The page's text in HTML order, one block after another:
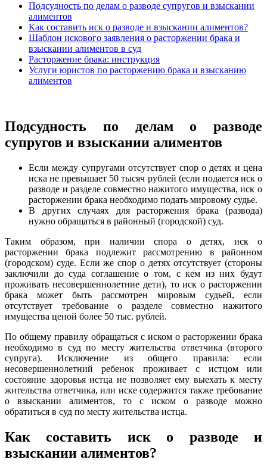
Подсудность по делам о разводе супругов и взыскании
алиментов
Как составить иск о разводе и взыскании алиментов?
Шаблон искового заявления о расторжении брака и
взыскании алиментов в суд
Расторжение брака: инструкция
Услуги юристов по расторжению брака и взысканию
алиментов
Подсудность по делам о разводе
супругов и взыскании алиментов
Если между супругами отсутствует спор о детях и цена
иска не превышает 50 тысяч рублей (если подается иск о
разводе и разделе совместно нажитого имущества, иск о
расторжении брака необходимо подать мировому судье.
В других случаях для расторжения брака (развода)
нужно обращаться в районный (городской) суд.
Таким образом, при наличии спора о детях, иск о
расторжении брака подлежит рассмотрению в районном
(городском) суде. Если же спор о детях отсутствует (стороны
заключили до суда соглашение о том, с кем из них будут
проживать несовершеннолетние дети), то иск о расторжении
брака может быть рассмотрен мировым судьей, если
отсутствует требование о разделе совместно нажитого
имущества ценой более 50 тыс. рублей.
По общему правилу обращаться с иском о расторжении брака
необходимо в суд по месту жительства ответчика (второго
супруга). Исключение из общего правила: если
несовершеннолетний ребенок проживает с истцом или
состояние здоровья истца не позволяет ему выехать к месту
жительства ответчика, или иске содержится также требование
о взыскании алиментов, то с иском о разводе можно
обратиться в суд по месту жительства истца.
Как составить иск о разводе и
взыскании алиментов?